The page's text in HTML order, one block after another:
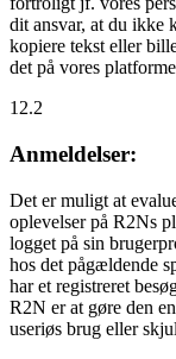
dit ansvar, at du ikke
kopiere tekst eller
det på vores
12.2
Anmeldelser:
Det er muligt at
oplevelser på R2Ns
logget på sin
hos det pågældende
har et registreret
R2N er at gøre den
useriøs brug eller